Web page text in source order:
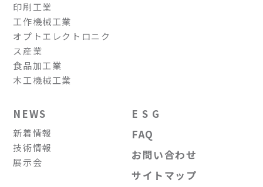
印刷工業
工作機械工業
オプトエレクトロニク
ス産業
食品加工業
木工機械工業
NEWS
新着情報
技術情報
展示会
E S G
FAQ
お問い合わせ
サイトマップ